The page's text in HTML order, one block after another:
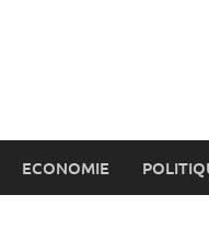
ECONOMIE